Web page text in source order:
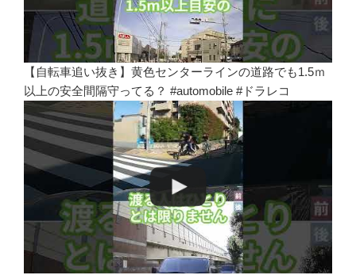
【自転車追い抜き】黄色センターラインの道路でも1.5ｍ
以上の安全間隔守ってる？ #automobile #ドラレコ